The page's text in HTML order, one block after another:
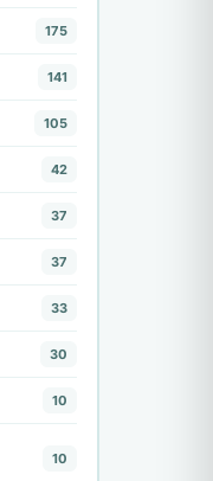
175
141
105
42
37
37
33
30
10
10